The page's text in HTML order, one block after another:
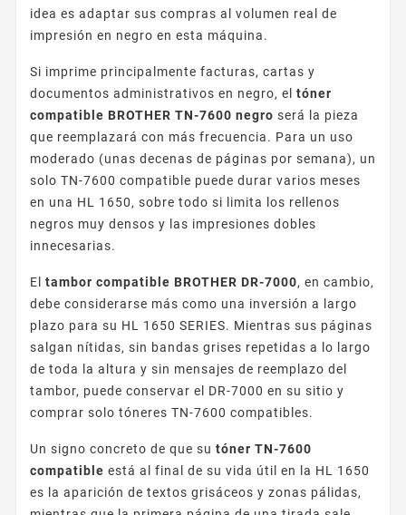
idea es adaptar sus compras al volumen real de
impresión en negro en esta máquina.
Si imprime principalmente facturas, cartas y
documentos administrativos en negro, el tóner
compatible BROTHER TN-7600 negro será la pieza
que reemplazará con más frecuencia. Para un uso
moderado (unas decenas de páginas por semana), un
solo TN-7600 compatible puede durar varios meses
en una HL 1650, sobre todo si limita los rellenos
negros muy densos y las impresiones dobles
innecesarias.
El tambor compatible BROTHER DR-7000, en cambio,
debe considerarse más como una inversión a largo
plazo para su HL 1650 SERIES. Mientras sus páginas
salgan nítidas, sin bandas grises repetidas a lo largo
de toda la altura y sin mensajes de reemplazo del
tambor, puede conservar el DR-7000 en su sitio y
comprar solo tóneres TN-7600 compatibles.
Un signo concreto de que su tóner TN-7600
compatible está al final de su vida útil en la HL 1650
es la aparición de textos grisáceos y zonas pálidas,